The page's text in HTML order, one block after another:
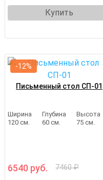
Купить
Письменный стол СП-01
Ширина
120 см.
Глубина
60 см.
Высота
75 см.
6540 руб. 7460 ₽
-12%